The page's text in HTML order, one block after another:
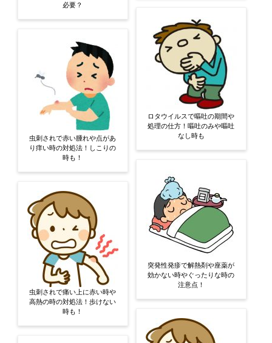
必要？
虫刺されで赤い腫れや点があ
り痒い時の対処法！しこりの
時も！
虫刺されで痛い上に赤い時や
高熱の時の対処法！歩けない
時も！
ロタウイルスで嘔吐の期間や
処理の仕方！嘔吐のみや嘔吐
なし時も
突発性発疹で解熱剤や座薬が
効かない時やぐったりな時の
注意点！